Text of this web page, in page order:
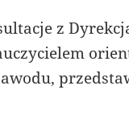
z